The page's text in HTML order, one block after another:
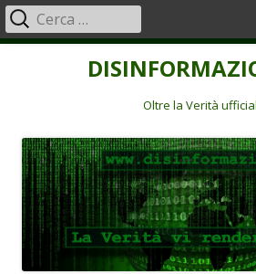
Oltre la Verità
Menu
principale
Ricerca
per: